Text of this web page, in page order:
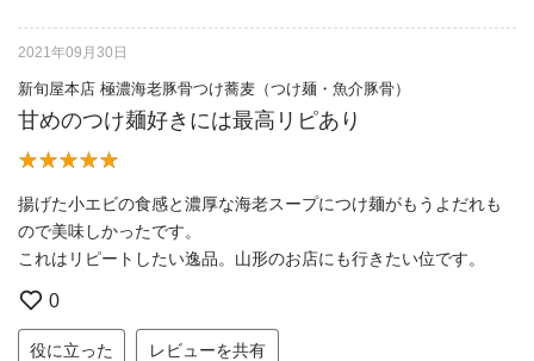
2021年09月30日
新旬屋本店 極濃海老豚骨つけ蕎麦（つけ麺・魚介豚骨）
甘めのつけ麺好きには最高リピあり
揚げた小エビの食感と濃厚な海老スープにつけ麺がもうよだれも
ので美味しかったです。
これはリピートしたい逸品。山形のお店にも行きたい位です。
0
役に立った レビューを共有